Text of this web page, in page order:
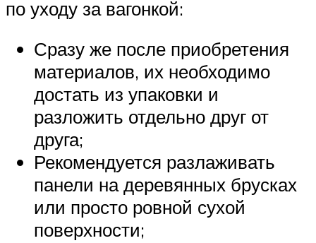
по уходу за вагонкой:
Сразу же после приобретения
материалов, их необходимо
достать из упаковки и
разложить отдельно друг от
друга;
Рекомендуется разлаживать
панели на деревянных брусках
или просто ровной сухой
поверхности;